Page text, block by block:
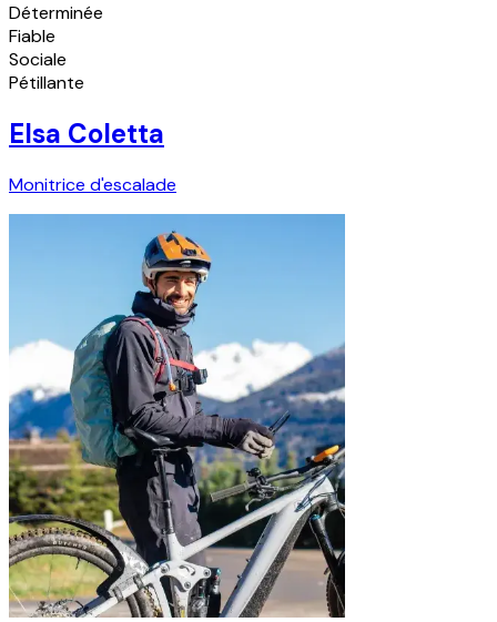
Déterminée
Fiable
Sociale
Pétillante
Elsa Coletta
Monitrice d'escalade